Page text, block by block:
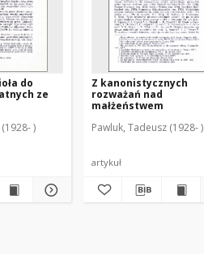
do
ze
)
Z kanonistycznych
rozważań nad
małżeństwem
Pawluk, Tadeusz (1928- )
artykuł